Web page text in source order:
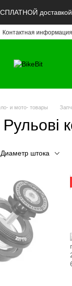
Контактная информация
и мото- товары
Рульові
Диаметр штока